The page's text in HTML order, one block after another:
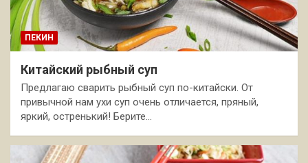
ПЕКИН
Китайский рыбный суп
Предлагаю сварить рыбный суп по-китайски. От
привычной нам ухи суп очень отличается, пряный,
яркий, остренький! Берите…